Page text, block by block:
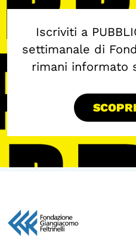
Iscriviti a
settimanale di
rimani informato